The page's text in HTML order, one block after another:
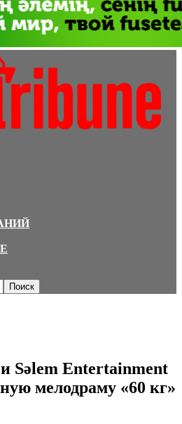
Sәlem Entertainment
мелодраму «60 кг»